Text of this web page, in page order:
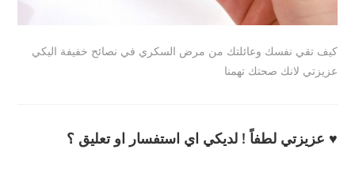
كيف تقي نفسك وعائلتك من مرض السكري في نصائح خفيفة اليكي
عزيزتي لانك صحتك تهمنا
♥ عزيزتي لطفاً ! لديكي اي استفسار او تعليق ؟